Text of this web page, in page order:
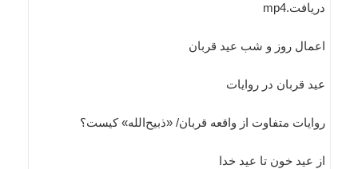
دریافت.mp4
اعمال روز و شب عید قربان
عید قربان در روایات
روایات متفاوت از واقعه قربان/ «ذبیح‌الله» کیست؟
از عيد خون تا عيد خدا